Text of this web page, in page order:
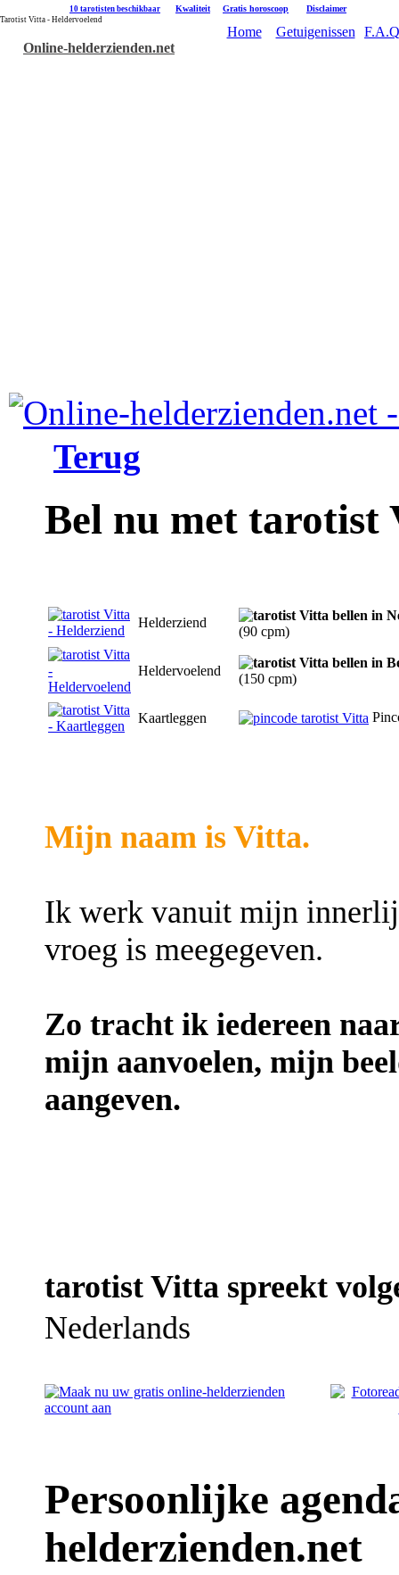
10 tarotisten beschikbaar Kwaliteit Gratis horoscoop Disclaimer
Tarotist Vitta - Heldervoelend
Online-helderzienden.net
Home Getuigenissen
Terug
Bel nu met tarotist
Helderziend
(90 cpm)
Heldervoelend
(150 cpm)
Kaartleggen
Mijn naam is Vitta.
Ik werk vanuit mijn
vroeg is meegegeven.
Zo tracht ik iedereen
mijn aanvoelen, mijn
aangeven.
tarotist Vitta spreekt
Nederlands
Persoonlijke
helderzienden.net